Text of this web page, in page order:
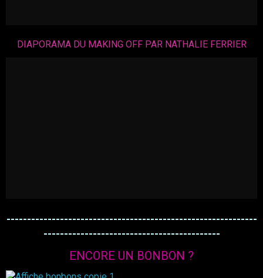
DIAPORAMA DU MAKING OFF PAR NATHALIE FERRIER
-------------------------------------------------------------
-------------------------------------------
ENCORE UN BONBON ?